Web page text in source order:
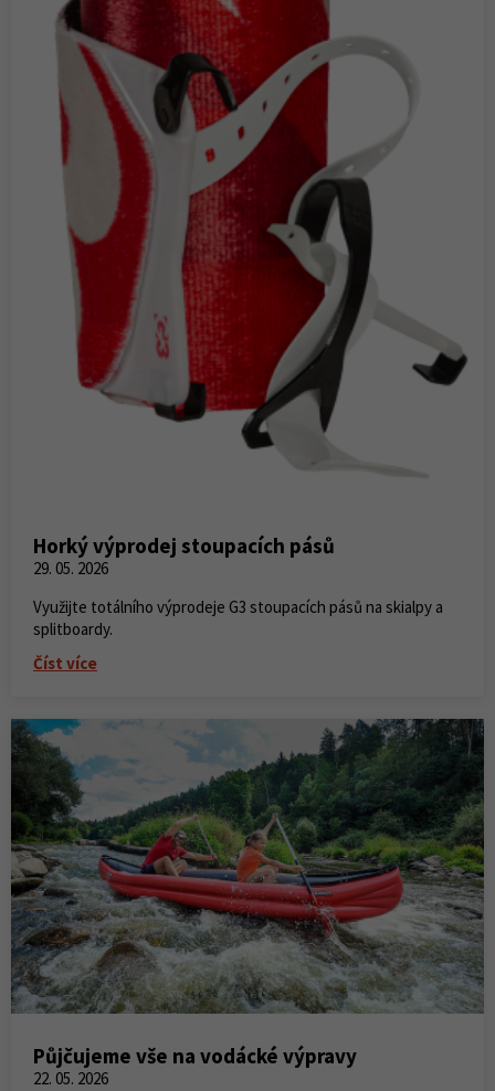
Horký výprodej stoupacích pásů
29. 05. 2026
Využijte totálního výprodeje G3 stoupacích pásů na skialpy a
splitboardy.
Číst více
Půjčujeme vše na vodácké výpravy
22. 05. 2026